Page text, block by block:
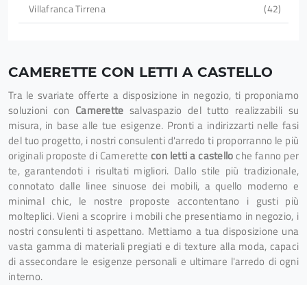
Villafranca Tirrena
42
CAMERETTE CON LETTI A CASTELLO
Tra le svariate offerte a disposizione in negozio, ti proponiamo
soluzioni con Camerette salvaspazio del tutto realizzabili su
misura, in base alle tue esigenze. Pronti a indirizzarti nelle fasi
del tuo progetto, i nostri consulenti d'arredo ti proporranno le più
originali proposte di Camerette con letti a castelloche fanno per
te, garantendoti i risultati migliori. Dallo stile più tradizionale,
connotato dalle linee sinuose dei mobili, a quello moderno e
minimal chic, le nostre proposte accontentano i gusti più
molteplici. Vieni a scoprire i mobili che presentiamo in negozio, i
nostri consulenti ti aspettano. Mettiamo a tua disposizione una
vasta gamma di materiali pregiati e di texture alla moda, capaci
di assecondare le esigenze personali e ultimare l'arredo di ogni
interno.